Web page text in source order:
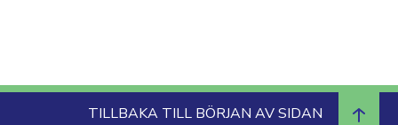
TILLBAKA TILL BÖRJAN AV SIDAN